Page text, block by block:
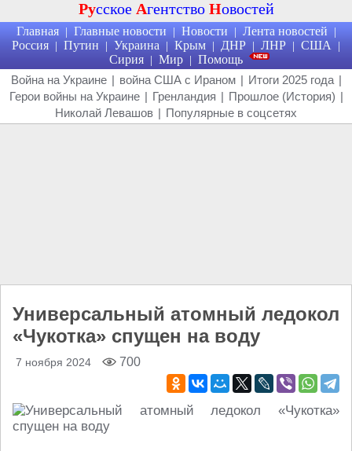
Русское Агентство Новостей
Главная | Главные новости | Новости | Лента новостей |
Россия | Путин | Украина | Крым | ДНР | ЛНР | США |
Сирия | Мир | Помощь
Война на Украине | война США с Ираном | Итоги 2025 года |
Герои войны на Украине | Гренландия | Прошлое (История) |
Николай Левашов | Популярные в соцсетях
Универсальный атомный ледокол
«Чукотка» спущен на воду
7 ноября 2024 700